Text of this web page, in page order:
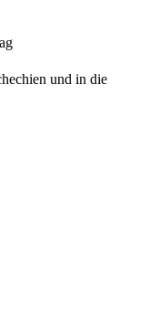
und in die